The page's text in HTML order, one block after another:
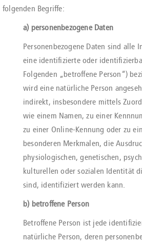
folgenden Begriffe:
a) personenbezogene Daten
Personenbezogene Daten sind alle
eine identifizierte oder
Folgenden „betroffene Person“)
wird eine natürliche Person
indirekt, insbesondere mittels
wie einem Namen, zu einer
zu einer Online-Kennung oder zu
besonderen Merkmalen, die
physiologischen, genetischen,
kulturellen oder sozialen Identität
sind, identifiziert werden kann.
b) betroffene Person
Betroffene Person ist jede
natürliche Person, deren